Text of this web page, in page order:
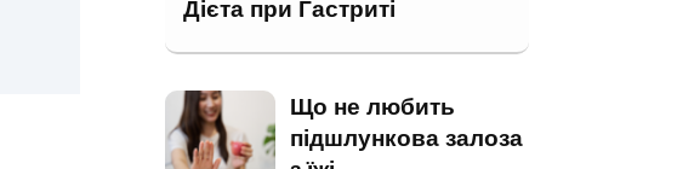
Дієта при Гастриті
Що не любить
підшлункова залоза